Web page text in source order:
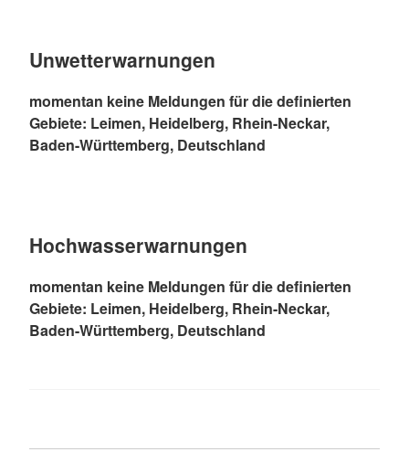
Unwetterwarnungen
momentan keine Meldungen für die definierten
Gebiete: Leimen, Heidelberg, Rhein-Neckar,
Baden-Württemberg, Deutschland
Hochwasserwarnungen
momentan keine Meldungen für die definierten
Gebiete: Leimen, Heidelberg, Rhein-Neckar,
Baden-Württemberg, Deutschland